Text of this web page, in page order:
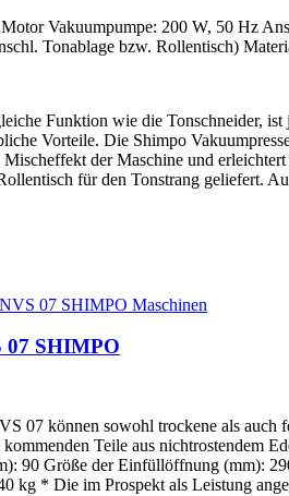
Vakuumpumpe: 200 W, 50 Hz
Tonablage bzw. Rollentisch)
Funktion wie die Tonschneider,
Vorteile. Die Shimpo
der Maschine und
für den Tonstrang geliefert.
07 SHIMPO
07 können sowohl trockene als auch
Teile aus nichtrostendem
90 Größe der Einfüllöffnung (mm):
kg * Die im Prospekt als Leistung